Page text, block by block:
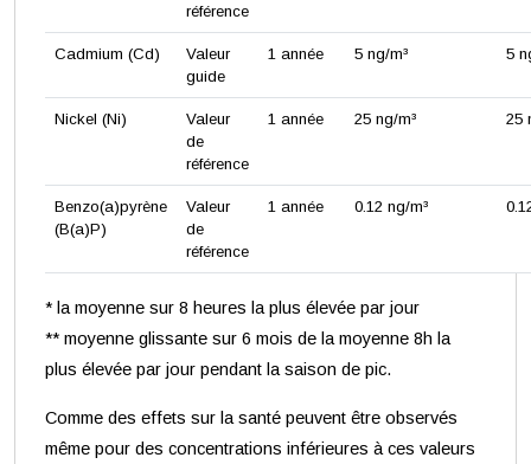
référence
Cadmium (Cd)
Valeur
guide
1 année 5 ng/m³ 5
Nickel (Ni)
Valeur
de
référence
1 année 25 ng/m³ 25
Benzo(a)pyrène
(B(a)P)
Valeur
de
référence
1 année 0.12 ng/m³
* la moyenne sur 8 heures la plus élevée par jour
** moyenne glissante sur 6 mois de la moyenne 8h la
plus élevée par jour pendant la saison de pic.
Comme des effets sur la santé peuvent être observés
même pour des concentrations inférieures à ces valeurs